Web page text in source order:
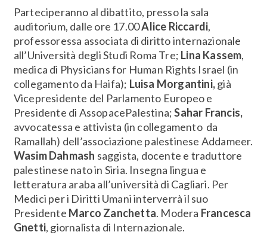
Parteciperanno al dibattito, presso la sala
auditorium, dalle ore 17.00Alice Riccardi,
professoressa associata di diritto internazionale
all’Università degli Studi Roma Tre; Lina Kassem,
medica di Physicians for Human Rights Israel (in
collegamento da Haifa); Luisa Morgantini,già
Vicepresidente del Parlamento Europeo e
Presidente di AssopacePalestina;Sahar Francis,
avvocatessa e attivista (in collegamento da
Ramallah) dell’associazione palestinese Addameer.
Wasim Dahmash saggista, docente e traduttore
palestinese nato in Siria. Insegna lingua e
letteratura araba all’università di Cagliari. Per
Medici per i Diritti Umani interverrà il suo
Presidente Marco Zanchetta. Modera Francesca
Gnetti, giornalista di Internazionale.